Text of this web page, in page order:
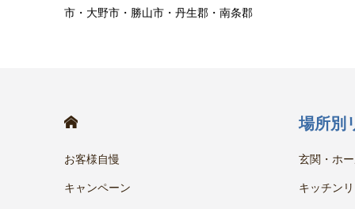
市・大野市・勝山市・丹生郡・南条郡
お客様自慢
キャンペーン
場所別
玄関・ホ
キッチン